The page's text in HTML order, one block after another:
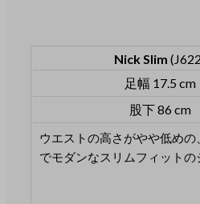
Nick Slim
足幅 17.5 cm
股下 86 cm
ウエストの高さがやや低めの
でモダンなスリムフィットの